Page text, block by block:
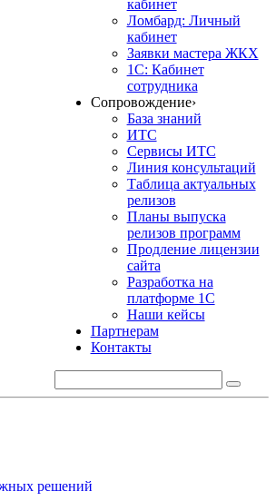
кабинет
Ломбард: Личный
кабинет
Заявки мастера ЖКХ
1С: Кабинет
сотрудника
Сопровождение›
База знаний
ИТС
Сервисы ИТС
Линия консультаций
Таблица актуальных
релизов
Планы выпуска
релизов программ
Продление лицензии
сайта
Разработка на
платформе 1С
Наши кейсы
Партнерам
Контакты
решений